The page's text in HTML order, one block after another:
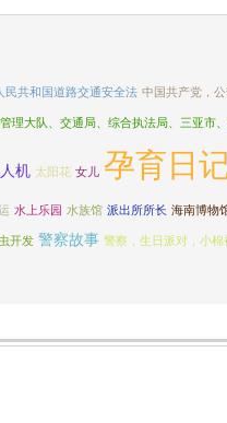
民共和国道路交通安全法 中国共产党，
理大队、交通局、综合执法局、三亚市
机 太阳花 女儿 孕育日
水上乐园 水族馆 派出所所长 海南博物
开发 警察故事 警察，生日派对，小